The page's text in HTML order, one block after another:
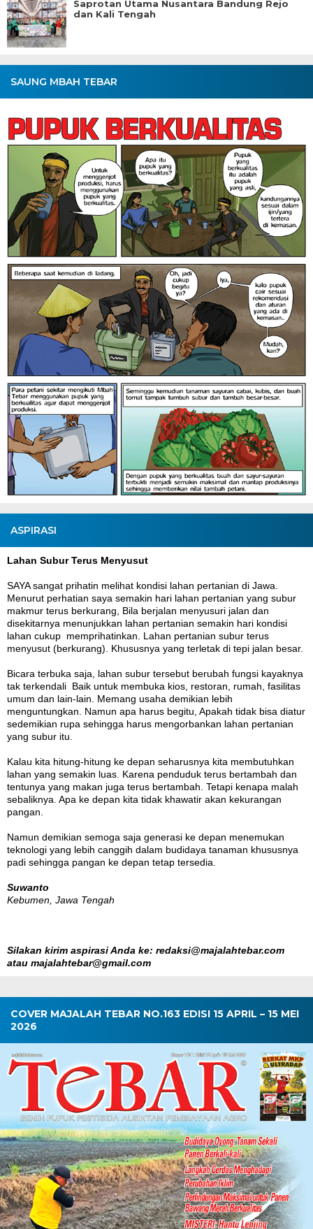
Saprotan Utama Nusantara Bandung Rejo
dan Kali Tengah
SAUNG MBAH TEBAR
ASPIRASI
Lahan Subur Terus Menyusut
SAYA sangat prihatin melihat kondisi lahan pertanian di Jawa.
Menurut perhatian saya semakin hari lahan pertanian yang subur
makmur terus berkurang, Bila berjalan menyusuri jalan dan
disekitarnya menunjukkan lahan pertanian semakin hari kondisi
lahan cukup memprihatinkan. Lahan pertanian subur terus
menyusut (berkurang). Khususnya yang terletak di tepi jalan besar.
Bicara terbuka saja, lahan subur tersebut berubah fungsi kayaknya
tak terkendali Baik untuk membuka kios, restoran, rumah, fasilitas
umum dan lain-lain. Memang usaha demikian lebih
menguntungkan. Namun apa harus begitu, Apakah tidak bisa diatur
sedemikian rupa sehingga harus mengorbankan lahan pertanian
yang subur itu.
Kalau kita hitung-hitung ke depan seharusnya kita membutuhkan
lahan yang semakin luas. Karena penduduk terus bertambah dan
tentunya yang makan juga terus bertambah. Tetapi kenapa malah
sebaliknya. Apa ke depan kita tidak khawatir akan kekurangan
pangan.
Namun demikian semoga saja generasi ke depan menemukan
teknologi yang lebih canggih dalam budidaya tanaman khususnya
padi sehingga pangan ke depan tetap tersedia.
Suwanto
Kebumen, Jawa Tengah
Silakan kirim aspirasi Anda ke: redaksi@majalahtebar.com
atau majalahtebar@gmail.com
COVER MAJALAH TEBAR NO.163 EDISI 15 APRIL – 15 MEI
2026